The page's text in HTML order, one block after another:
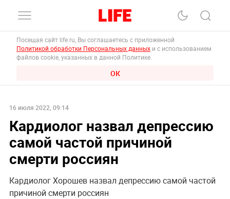
Посещая сайт life.ru, Вы соглашаетесь с приложенной
Политикой обработки Персональных данных и с использованием
файлов cookie, указанных в данной Политике.
ОК
16 июля 2022, 09:14
Кардиолог назвал депрессию
самой частой причиной
смерти россиян
Кардиолог Хорошев назвал депрессию самой частой
причиной смерти россиян